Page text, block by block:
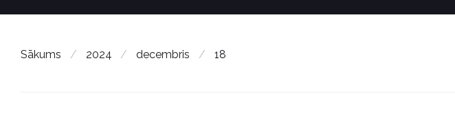
e
Sākums / 2024 / decembris / 18